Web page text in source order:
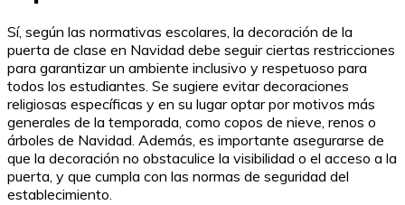
Sí, según las normativas escolares, la decoración de la
puerta de clase en Navidad debe seguir ciertas restricciones
para garantizar un ambiente inclusivo y respetuoso para
todos los estudiantes. Se sugiere evitar decoraciones
religiosas específicas y en su lugar optar por motivos más
generales de la temporada, como copos de nieve, renos o
árboles de Navidad. Además, es importante asegurarse de
que la decoración no obstaculice la visibilidad o el acceso a la
puerta, y que cumpla con las normas de seguridad del
establecimiento.